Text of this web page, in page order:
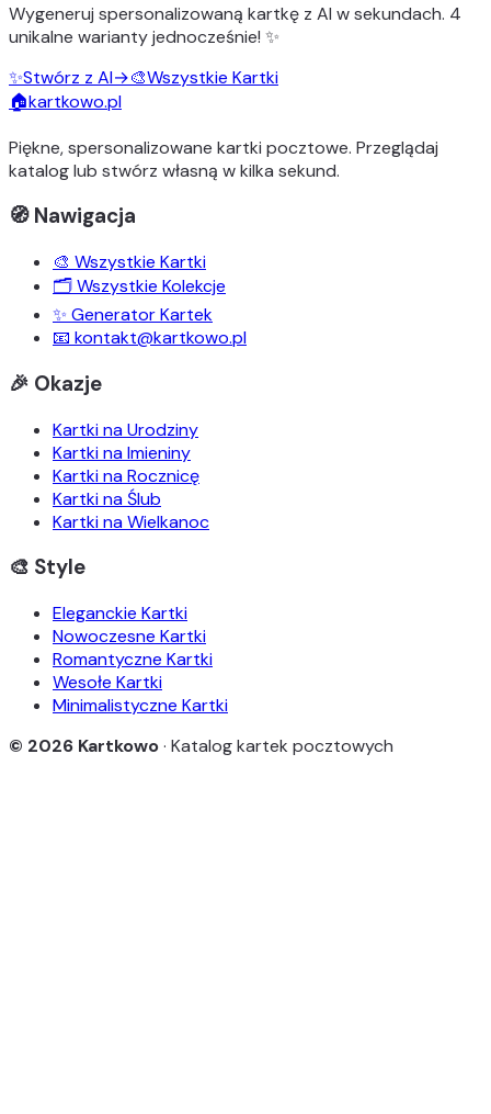
Wygeneruj spersonalizowaną kartkę z AI w sekundach. 4
unikalne wariantyjednocześnie! ✨
✨Stwórz z AI→🎨Wszystkie Kartki
🏠kartkowo.pl
Piękne, spersonalizowane kartki pocztowe. Przeglądaj
katalog lub stwórz własną w kilka sekund.
🧭 Nawigacja
🎨 Wszystkie Kartki
🗂️ Wszystkie Kolekcje
✨ Generator Kartek
📧 kontakt@kartkowo.pl
🎉 Okazje
Kartki na Urodziny
Kartki na Imieniny
Kartki na Rocznicę
Kartki na Ślub
Kartki na Wielkanoc
🎨 Style
Eleganckie Kartki
Nowoczesne Kartki
Romantyczne Kartki
Wesołe Kartki
Minimalistyczne Kartki
© 2026 Kartkowo· Katalog kartek pocztowych